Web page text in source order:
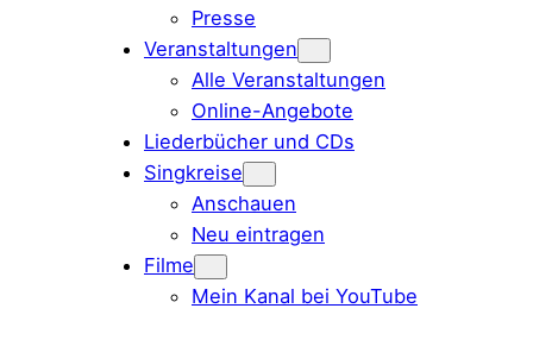
Presse
Veranstaltungen
Alle Veranstaltungen
Online-Angebote
Liederbücher und CDs
Singkreise
Anschauen
Neu eintragen
Filme
Mein Kanal bei YouTube